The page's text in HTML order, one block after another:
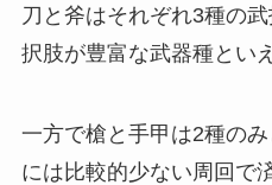
刀と斧はそれぞれ3種の
択肢が豊富な武器種とい
一方で槍と手甲は2種の
には比較的少ない周回で